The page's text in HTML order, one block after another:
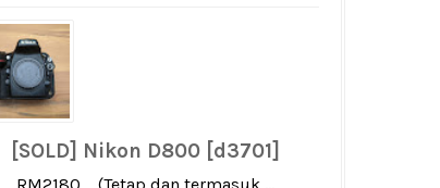
[SOLD] Nikon D800 [d3701]